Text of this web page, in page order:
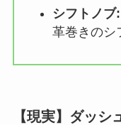
シフトノブ:
革巻きのシ
【現実】ダッシ